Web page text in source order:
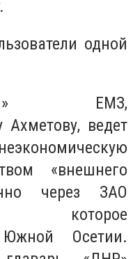
одной
ЕМЗ,
ведет
«внешнего
через ЗАО
которое
Южной Осетии.